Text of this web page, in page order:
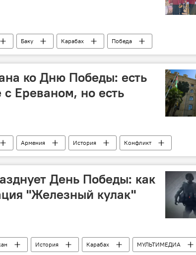
Баку Карабах
Победа
Оркестр Минута молчания
ко Дню Победы: есть
с Ереваном, но есть
Армения История
Конфликт
мирный договор Карабах
День Победы: как
"Железный кулак"
История Карабах
МУЛЬТИМЕДИА